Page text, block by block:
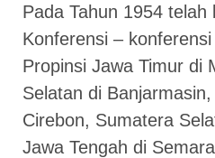
Pada Tahun 1954 telah
Konferensi –
Propinsi Jawa Timur di
Selatan di
Cirebon, Sumatera
Jawa Tengah di